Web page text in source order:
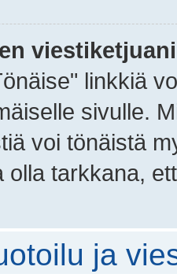
linkkiä
sivulle.
voi tönäistä
olla tarkkana,
ja